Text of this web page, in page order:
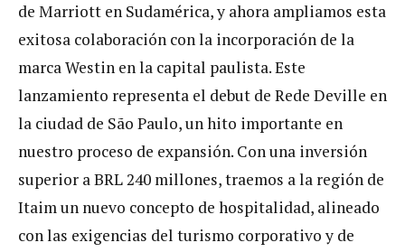
de Marriott en Sudamérica, y ahora ampliamos esta
exitosa colaboración con la incorporación de la
marca Westin en la capital paulista. Este
lanzamiento representa el debut de Rede Deville en
la ciudad de São Paulo, un hito importante en
nuestro proceso de expansión. Con una inversión
superior a BRL 240 millones, traemos a la región de
Itaim un nuevo concepto de hospitalidad, alineado
con las exigencias del turismo corporativo y de